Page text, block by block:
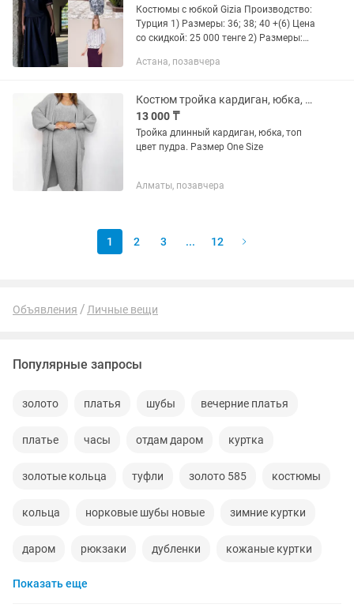
Костюмы с юбкой Gizia Производство:
Турция 1) Размеры: 36; 38; 40 +(6) Цена
со скидкой: 25 000 тенге 2) Размеры:
тенге 3) Размеры: 36; 38; 40; 42 +(6)
Астана, позавчера
Костюм тройка кардиган, юбка, топ
13 000 ₸
Тройка длинный кардиган, юбка, топ
цвет пудра. Размер One Size
Алматы, позавчера
1 2 3 ... 12
Объявления Личные вещи
Популярные запросы
золото платья шубы вечерние платья
платье часы отдам даром куртка
золотые кольца туфли золото 585 костюмы
кольца норковые шубы новые зимние куртки
даром рюкзаки дубленки кожаные куртки
спецодежда
Показать еще